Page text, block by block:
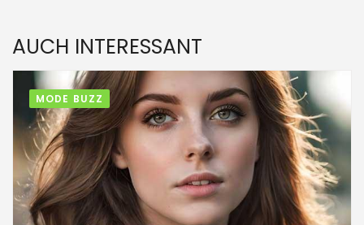
AUCH INTERESSANT
MODE BUZZ